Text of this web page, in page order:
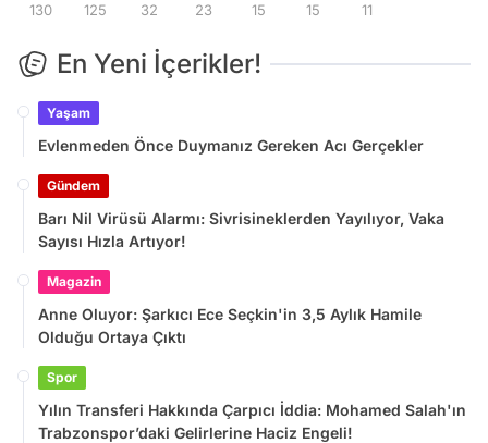
130 125 32 23 15 15 11
En Yeni İçerikler!
Yaşam
Evlenmeden Önce Duymanız Gereken Acı Gerçekler
Gündem
Barı Nil Virüsü Alarmı: Sivrisineklerden Yayılıyor, Vaka
Sayısı Hızla Artıyor!
Magazin
Anne Oluyor: Şarkıcı Ece Seçkin'in 3,5 Aylık Hamile
Olduğu Ortaya Çıktı
Spor
Yılın Transferi Hakkında Çarpıcı İddia: Mohamed Salah'ın
Trabzonspor’daki Gelirlerine Haciz Engeli!